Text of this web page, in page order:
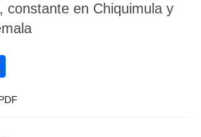
constante en Chiquimula y
o
m